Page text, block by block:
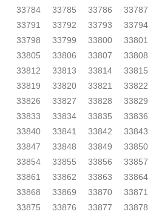
33784
33785 33786 33787
33791
33792 33793 33794
33798
33799 33800 33801
33805
33806 33807 33808
33812
33813 33814 33815
33819
33820 33821 33822
33826
33827 33828 33829
33833
33834 33835 33836
33840
33841 33842 33843
33847
33848 33849 33850
33854
33855 33856 33857
33861
33862 33863 33864
33868
33869 33870 33871
33875
33876 33877 33878